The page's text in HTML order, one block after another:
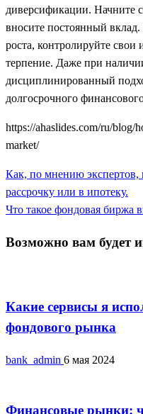
диверсификации. Начните
вносите постоянный
роста, контролируйте свои
терпение. Даже при
дисциплинированный
долгосрочного
https://ahaslides.com/ru/blog/
market/
Навигация
по
Previous
Post
Как, по мнению экспертов,
рассрочку или в ипотеку.
Next
Что такое фондовая биржа
Возможно вам будет
Какие сервисы я
фондового рынка
bank_admin 6 мая 2024
Финансовые рынки: